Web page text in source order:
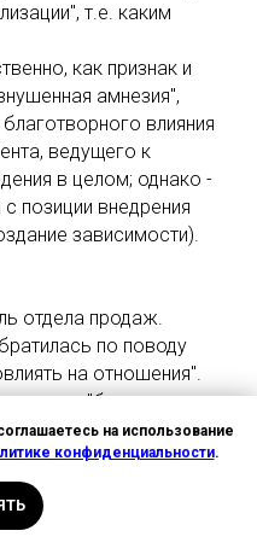
т.е. каким
как признак и
амнезия",
влияния
ведущего к
в целом; однако -
позиции внедрения
зависимости).
отдела продаж.
по поводу
на отношения".
"безумную
городе. Думать
не желает,
часть средств,
на использование
конфиденциальности.